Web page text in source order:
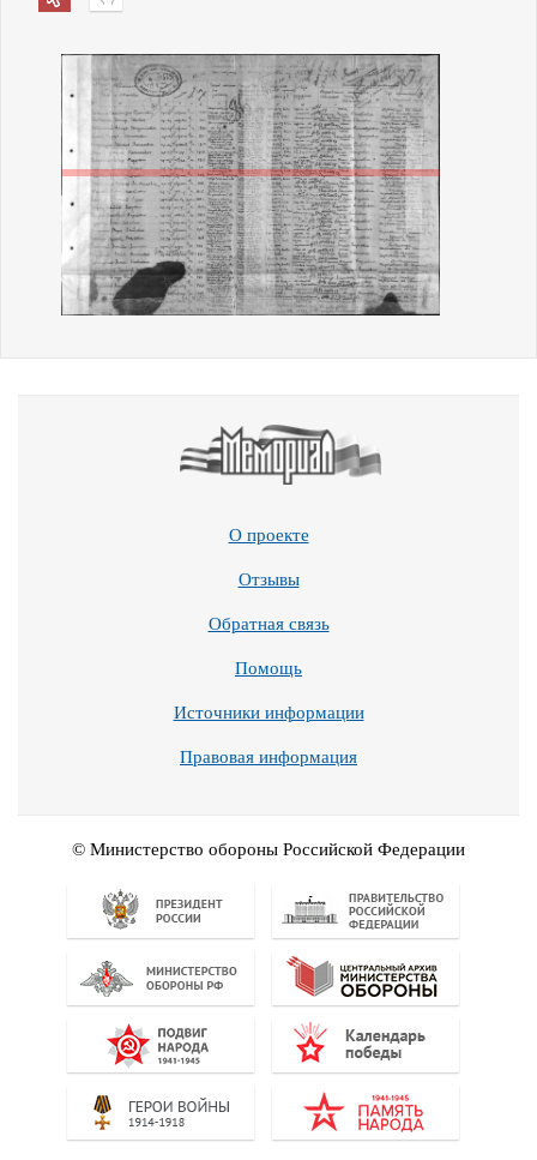
О проекте
Отзывы
Обратная связь
Помощь
Источники информации
Правовая информация
© Министерство обороны Российской Федерации